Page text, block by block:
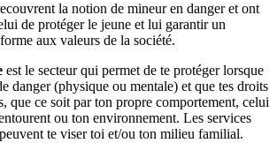
la notion de mineur en danger et ont
de protéger le jeune et lui garantir un
aux valeurs de la société.
est le secteur qui permet de te protéger lorsque
danger (physique ou mentale) et que tes droits
que ce soit par ton propre comportement, celui
ou ton environnement. Les services
te viser toi et/ou ton milieu familial.